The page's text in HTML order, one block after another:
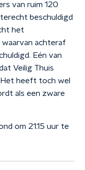
van ruim 120
beschuldigd
het
achteraf
Eén van
Veilig Thuis
heeft toch wel
als een zware
om 21.15 uur te